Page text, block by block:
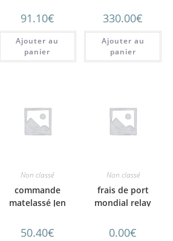
91.10€
Ajouter au
panier
330.00€
Ajouter au
panier
Non classé
commande
matelassé Jen
50.40€
Non classé
frais de port
mondial relay
0.00€